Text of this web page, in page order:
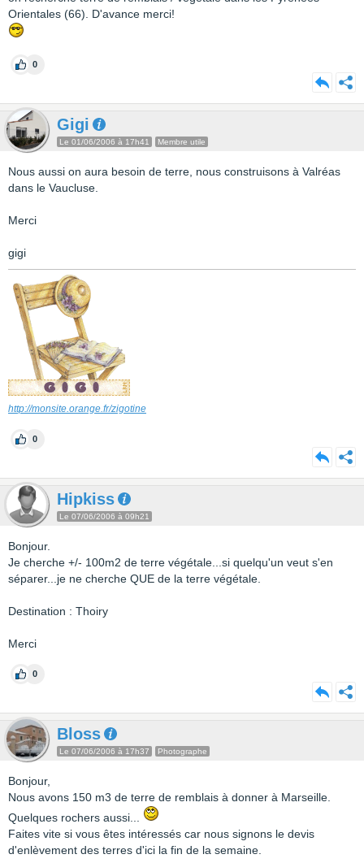
Orientales (66). D'avance merci!
0
Gigi
Le 01/06/2006 à 17h41 Membre utile
Nous aussi on aura besoin de terre, nous construisons à Valréas
dans le Vaucluse.
Merci
gigi
http://monsite.orange.fr/zigotine
0
Hipkiss
Le 07/06/2006 à 09h21
Bonjour.
Je cherche +/- 100m2 de terre végétale...si quelqu'un veut s'en
séparer...je ne cherche QUE de la terre végétale.
Destination : Thoiry
Merci
0
Bloss
Le 07/06/2006 à 17h37 Photographe
Bonjour,
Nous avons 150 m3 de terre de remblais à donner à Marseille.
Quelques rochers aussi...
Faites vite si vous êtes intéressés car nous signons le devis
d'enlèvement des terres d'ici la fin de la semaine.